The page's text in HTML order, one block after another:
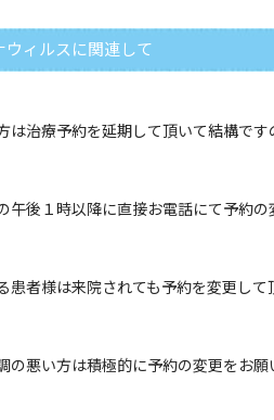
ウィルスに関連して
は治療予約を延期して頂いて結構です
午後１時以降に直接お電話にて予約の
患者様は来院されても予約を変更して
の悪い方は積極的に予約の変更をお願